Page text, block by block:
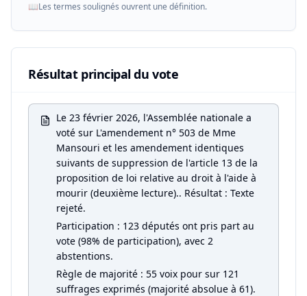
📖Les termes soulignés ouvrent une définition.
Résultat principal du vote
Le 23 février 2026, l'Assemblée nationale a
voté sur L'amendement n° 503 de Mme
Mansouri et les amendement identiques
suivants de suppression de l'article 13 de la
proposition de loi relative au droit à l'aide à
mourir (deuxième lecture).. Résultat : Texte
rejeté.
Participation : 123 députés ont pris part au
vote (98% de participation), avec 2
abstentions.
Règle de majorité : 55 voix pour sur 121
suffrages exprimés (majorité absolue à 61).